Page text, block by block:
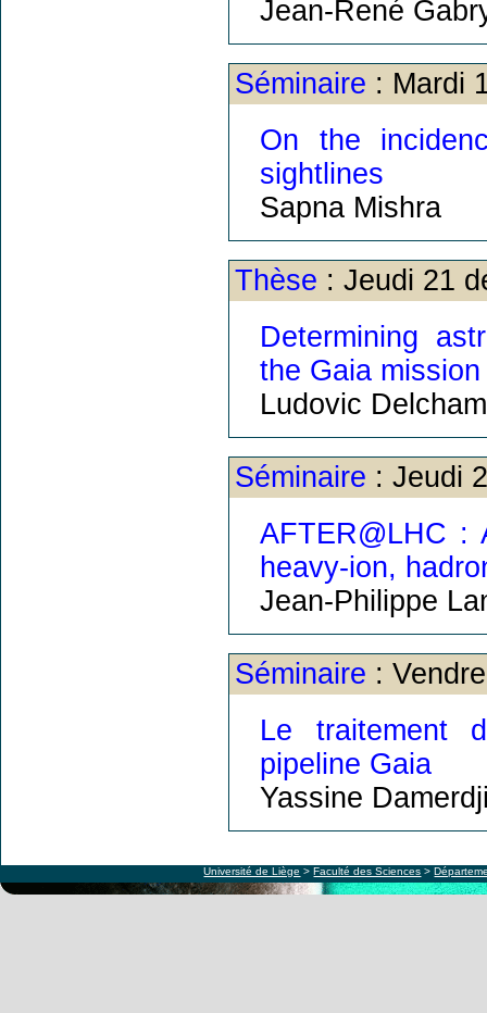
Jean-René
Séminaire : Mardi
On the
sightlines
Sapna Mishra
Thèse : Jeudi 21
Determining
the Gaia mission
Ludovic
Séminaire : Jeudi
AFTER@LHC :
heavy-ion,
Jean-Philippe
Séminaire :
Le traitement
pipeline Gaia
Yassine
Université de Liège >Faculté des Sciences >